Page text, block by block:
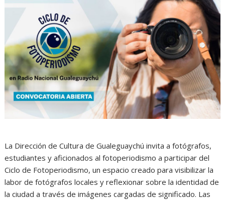
La Dirección de Cultura de Gualeguaychú invita a fotógrafos,
estudiantes y aficionados al fotoperiodismo a participar del
Ciclo de Fotoperiodismo, un espacio creado para visibilizar la
labor de fotógrafos locales y reflexionar sobre la identidad de
la ciudad a través de imágenes cargadas de significado. Las